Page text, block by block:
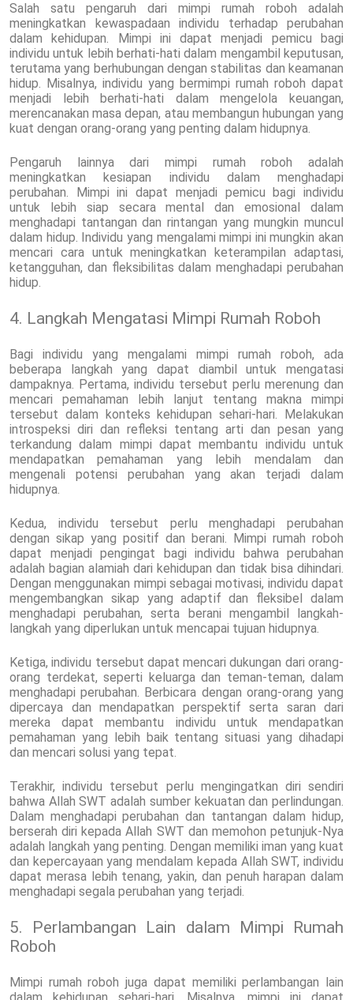
Salah satu pengaruh dari mimpi rumah roboh adalah
meningkatkan kewaspadaan individu terhadap perubahan
dalam kehidupan. Mimpi ini dapat menjadi pemicu bagi
individu untuk lebih berhati-hati dalam mengambil keputusan,
terutama yang berhubungan dengan stabilitas dan keamanan
hidup. Misalnya, individu yang bermimpi rumah roboh dapat
menjadi lebih berhati-hati dalam mengelola keuangan,
merencanakan masa depan, atau membangun hubungan yang
kuat dengan orang-orang yang penting dalam hidupnya.
Pengaruh lainnya dari mimpi rumah roboh adalah
meningkatkan kesiapan individu dalam menghadapi
perubahan. Mimpi ini dapat menjadi pemicu bagi individu
untuk lebih siap secara mental dan emosional dalam
menghadapi tantangan dan rintangan yang mungkin muncul
dalam hidup. Individu yang mengalami mimpi ini mungkin akan
mencari cara untuk meningkatkan keterampilan adaptasi,
ketangguhan, dan fleksibilitas dalam menghadapi perubahan
hidup.
4. Langkah Mengatasi Mimpi Rumah Roboh
Bagi individu yang mengalami mimpi rumah roboh, ada
beberapa langkah yang dapat diambil untuk mengatasi
dampaknya. Pertama, individu tersebut perlu merenung dan
mencari pemahaman lebih lanjut tentang makna mimpi
tersebut dalam konteks kehidupan sehari-hari. Melakukan
introspeksi diri dan refleksi tentang arti dan pesan yang
terkandung dalam mimpi dapat membantu individu untuk
mendapatkan pemahaman yang lebih mendalam dan
mengenali potensi perubahan yang akan terjadi dalam
hidupnya.
Kedua, individu tersebut perlu menghadapi perubahan
dengan sikap yang positif dan berani. Mimpi rumah roboh
dapat menjadi pengingat bagi individu bahwa perubahan
adalah bagian alamiah dari kehidupan dan tidak bisa dihindari.
Dengan menggunakan mimpi sebagai motivasi, individu dapat
mengembangkan sikap yang adaptif dan fleksibel dalam
menghadapi perubahan, serta berani mengambil langkah-
langkah yang diperlukan untuk mencapai tujuan hidupnya.
Ketiga, individu tersebut dapat mencari dukungan dari orang-
orang terdekat, seperti keluarga dan teman-teman, dalam
menghadapi perubahan. Berbicara dengan orang-orang yang
dipercaya dan mendapatkan perspektif serta saran dari
mereka dapat membantu individu untuk mendapatkan
pemahaman yang lebih baik tentang situasi yang dihadapi
dan mencari solusi yang tepat.
Terakhir, individu tersebut perlu mengingatkan diri sendiri
bahwa Allah SWT adalah sumber kekuatan dan perlindungan.
Dalam menghadapi perubahan dan tantangan dalam hidup,
berserah diri kepada Allah SWT dan memohon petunjuk-Nya
adalah langkah yang penting. Dengan memiliki iman yang kuat
dan kepercayaan yang mendalam kepada Allah SWT, individu
dapat merasa lebih tenang, yakin, dan penuh harapan dalam
menghadapi segala perubahan yang terjadi.
5. Perlambangan Lain dalam Mimpi Rumah
Roboh
Mimpi rumah roboh juga dapat memiliki perlambangan lain